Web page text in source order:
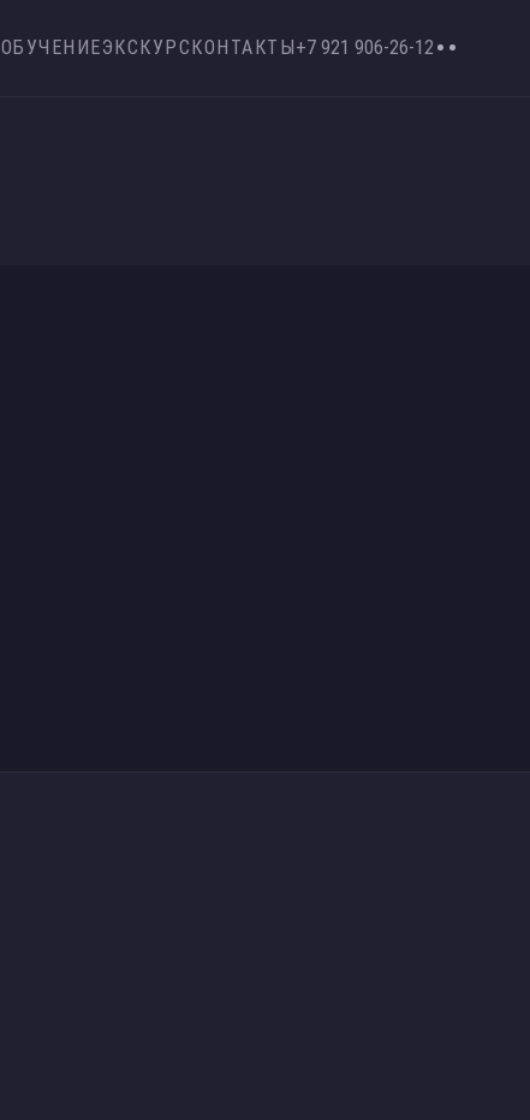
ОБУЧЕНИЕЭКСКУРСКОНТАКТЫ+7 921 906-26-12